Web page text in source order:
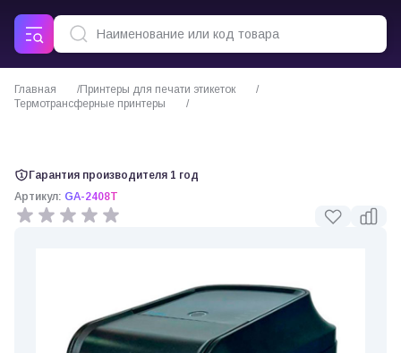
Главная
Принтеры для печати этикеток
Термотрансферные принтеры
Гарантия производителя 1 год
Артикул: GA-2408T